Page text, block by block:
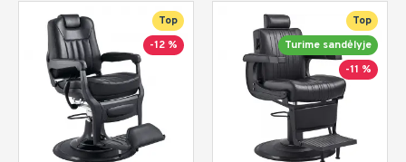
Top
-12 %
Top
Turime sandėlyje
-11 %